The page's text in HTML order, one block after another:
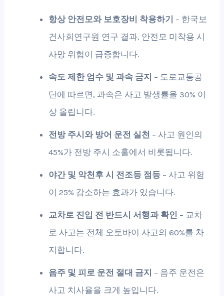
항상 안전모와 보호장비 착용하기 – 한국보
건사회연구원 연구 결과, 안전모 미착용 시
사망 위험이 급증합니다.
속도 제한 엄수 및 과속 금지 – 도로교통공
단에 따르면, 과속은 사고 발생률을 30% 이
상 올립니다.
전방 주시와 방어 운전 실천 – 사고 원인의
45%가 전방 주시 소홀에서 비롯됩니다.
야간 및 악천후 시 전조등 점등 – 사고 위험
이 25% 감소하는 효과가 있습니다.
교차로 진입 전 반드시 서행과 확인 – 교차
로 사고는 전체 오토바이 사고의 60%를 차
지합니다.
음주 및 피로 운전 절대 금지 – 음주 운전은
사고 치사율을 크게 높입니다.